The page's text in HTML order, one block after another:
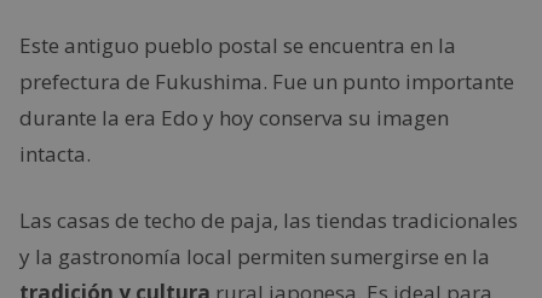
Este antiguo pueblo postal se encuentra en la
prefectura de Fukushima. Fue un punto importante
durante la era Edo y hoy conserva su imagen
intacta.
Las casas de techo de paja, las tiendas tradicionales
y la gastronomía local permiten sumergirse en la